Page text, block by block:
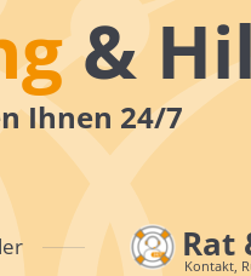
&
Ihnen 24/7
Rat
Kontakt,